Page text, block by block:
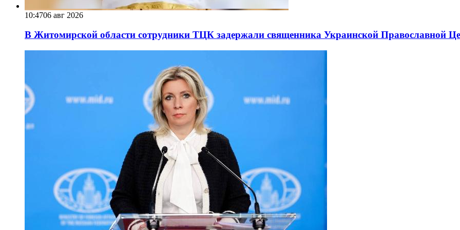
10:4706 авг 2026
В Житомирской области сотрудники ТЦК задержали священника Украинской Православной